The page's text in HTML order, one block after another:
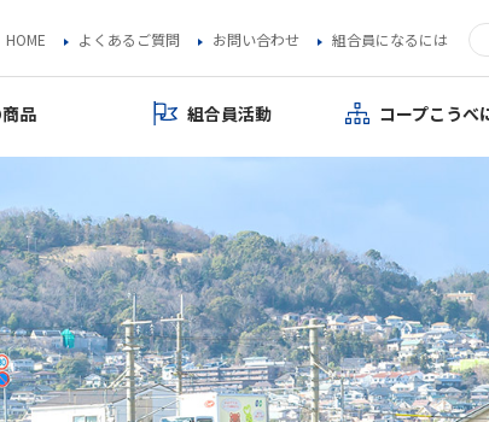
HOME よくあるご質問 お問い合わせ 組合員になるには
品 組合員活動 コープこうべ